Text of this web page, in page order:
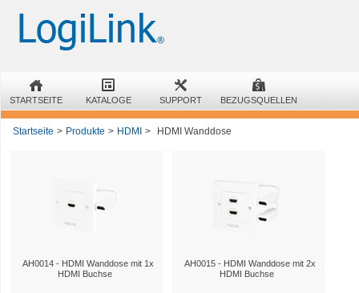
STARTSEITE KATALOGE SUPPORT BEZUGSQUELLEN
Startseite > Produkte > HDMI > HDMI Wanddose
AH0014 - HDMI Wanddose mit 1x
HDMI Buchse
AH0015 - HDMI Wanddose mit 2x
HDMI Buchse